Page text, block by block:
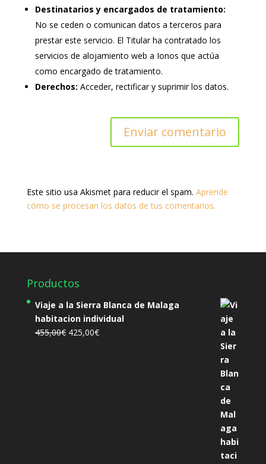
Destinatarios y encargados de tratamiento:
No se ceden o comunican datos a terceros para
prestar este servicio. El Titular ha contratado los
servicios de alojamiento web a Ionos que actúa
como encargado de tratamiento.
Derechos: Acceder, rectificar y suprimir los datos.
Este sitio usa Akismet para reducir el spam. Aprende
cómo se procesan los datos de tus comentarios.
Productos
Viaje a la Sierra Blanca de Malaga
habitacion individual
455,00€ El
425,00€El